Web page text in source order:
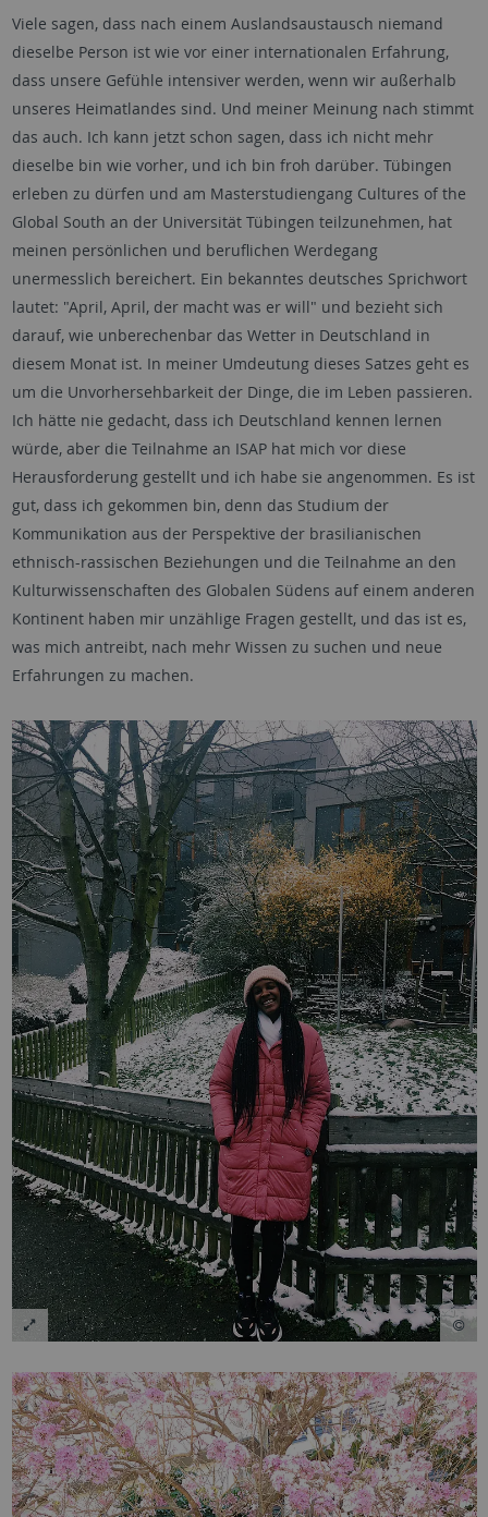
Viele sagen, dass nach einem Auslandsaustausch niemand
dieselbe Person ist wie vor einer internationalen Erfahrung,
dass unsere Gefühle intensiver werden, wenn wir außerhalb
unseres Heimatlandes sind. Und meiner Meinung nach stimmt
das auch. Ich kann jetzt schon sagen, dass ich nicht mehr
dieselbe bin wie vorher, und ich bin froh darüber. Tübingen
erleben zu dürfen und am Masterstudiengang Cultures of the
Global South an der Universität Tübingen teilzunehmen, hat
meinen persönlichen und beruflichen Werdegang
unermesslich bereichert. Ein bekanntes deutsches Sprichwort
lautet: "April, April, der macht was er will" und bezieht sich
darauf, wie unberechenbar das Wetter in Deutschland in
diesem Monat ist. In meiner Umdeutung dieses Satzes geht es
um die Unvorhersehbarkeit der Dinge, die im Leben passieren.
Ich hätte nie gedacht, dass ich Deutschland kennen lernen
würde, aber die Teilnahme an ISAP hat mich vor diese
Herausforderung gestellt und ich habe sie angenommen. Es ist
gut, dass ich gekommen bin, denn das Studium der
Kommunikation aus der Perspektive der brasilianischen
ethnisch-rassischen Beziehungen und die Teilnahme an den
Kulturwissenschaften des Globalen Südens auf einem anderen
Kontinent haben mir unzählige Fragen gestellt, und das ist es,
was mich antreibt, nach mehr Wissen zu suchen und neue
Erfahrungen zu machen.